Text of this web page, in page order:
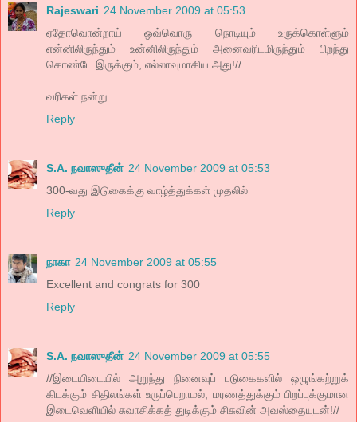
Rajeswari 24 November 2009 at 05:53
ஏதோவொன்றாய் ஒவ்வொரு நொடியும் உருக்கொள்ளும்
என்னிலிருந்தும் உன்னிலிருந்தும் அனைவரிடமிருந்தும் பிறந்து
கொண்டே இருக்கும், எல்லாவுமாகிய அது!//
வரிகள் நன்று
Reply
S.A. நவாஸுதீன் 24 November 2009 at 05:53
300-வது இடுகைக்கு வாழ்த்துக்கள் முதலில்
Reply
நாகா 24 November 2009 at 05:55
Excellent and congrats for 300
Reply
S.A. நவாஸுதீன் 24 November 2009 at 05:55
//இடையிடையில் அறுந்து நினைவுப் படுகைகளில் ஒழுங்கற்றுக்
கிடக்கும் சிதிலங்கள் உருப்பெறாமல், மரணத்துக்கும் பிறப்புக்குமான
இடைவெளியில் சுவாசிக்கத் துடிக்கும் சிசுவின் அவஸ்தையுடன்!//